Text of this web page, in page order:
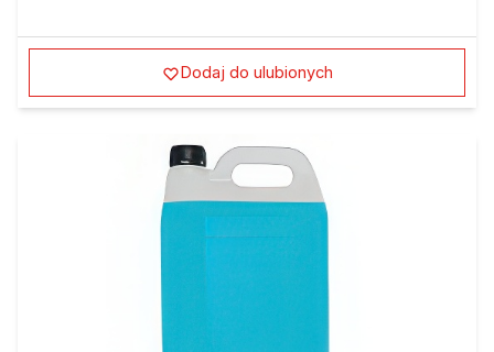
Dodaj do ulubionych